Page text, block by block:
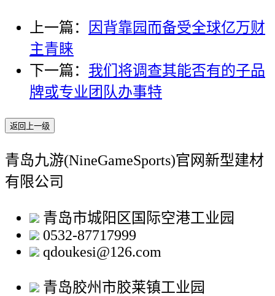
上一篇：
因背靠园而备受全球亿万财
主青睐
下一篇： 我们将调查其能否有的子品
牌或专业团队办事特
返回上一级
青岛九游(NineGameSports)官网新型建材
有限公司
青岛市城阳区国际空港工业园
0532-87717999
qdoukesi@126.com
青岛胶州市胶莱镇工业园